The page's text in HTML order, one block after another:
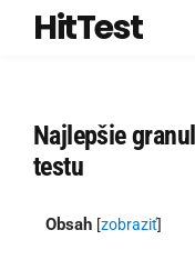
HitTest
Najlepšie
testu
Obsah [zobraziť]